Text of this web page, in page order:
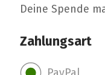
Deine Spende
Zahlungsart